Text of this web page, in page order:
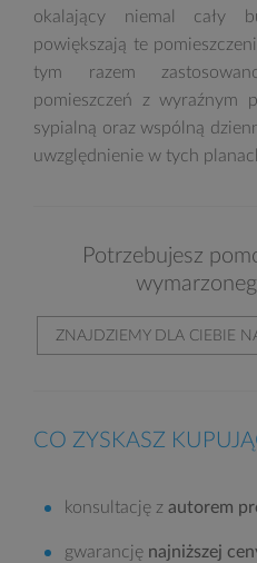
okalający niemal cały
powiększają te
tym razem
pomieszczeń z wyraźnym
sypialną oraz wspólną
uwzględnienie w tych
Potrzebujesz
ZNAJDZIEMY DLA CIEBIE
CO ZYSKASZ
konsultację z autorem
gwarancję najniższej